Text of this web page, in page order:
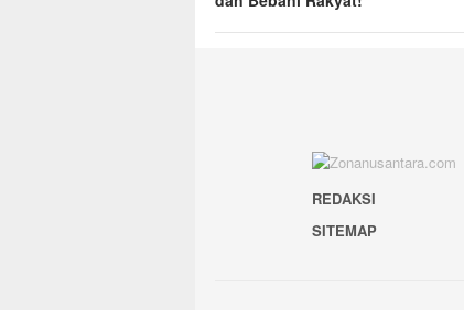
REDAKSI
SITEMAP